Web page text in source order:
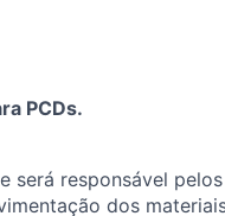
PCDs.
será responsável
dos